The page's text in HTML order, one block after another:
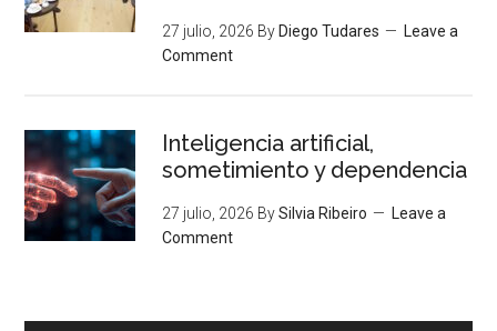
27 julio, 2026 By Diego Tudares
Leave a
Comment
Inteligencia artificial,
sometimiento y dependencia
27 julio, 2026 BySilvia Ribeiro
Leave a
Comment